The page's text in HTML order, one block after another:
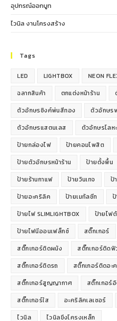
อุปกรณ์ออกบูท
ไวนิล งานโครงสร้าง
Tags
LED LIGHTBOX NEON
ฉลากสินค้า
ตกแต่งหน้าร้าน
ตัวอักษรซิงค์พ่นสีทอง
ตัวอักษร
ตัวอักษรแสตนเลส
ตัวอักษรโลหะ
ป้ายกล่องไฟ
ป้ายคอมโพสิต
ป้ายตัวอักษรหน้าร้าน
ป้ายตั้งพื้น
ป้ายร้านกาแฟ
ป้ายวินเทจ ป้
ป้ายอะคริลิค
ป้ายเมทัลชีท
ป้ายไฟ SLIMLIGHTBOX
ป้ายไฟ
ป้ายไฟนีออนเฟล็กซ์
สติ๊กเกอร์
สติ๊กเกอร์ติดผนัง
สติ๊กเกอร์ติดฟิ
สติ๊กเกอร์ติดรถ
สติ๊กเกอร์ติดอะ
สติ๊กเกอร์สูญญากาศ
สติ๊กเกอร์
สติ๊กเกอร์ใส
อะคริลิคเลเซอร์
ไวนิล
ไวนิลขึงโครงเหล็ก